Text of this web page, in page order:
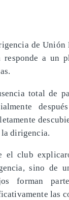
de Unión
responde a un
total de
la dirigencia.
el club
sino de
forman
las